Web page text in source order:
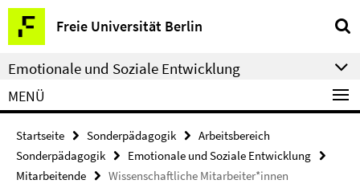
Springe
direkt
zu
Inhalt
Freie Universität Berlin
Service-
Navigation
Emotionale und Soziale Entwicklung
MENÜ
Startseite Sonderpädagogik
Arbeitsbereich
Sonderpädagogik
Emotionale und Soziale Entwicklung
Mitarbeitende
Wissenschaftliche Mitarbeiter*innen